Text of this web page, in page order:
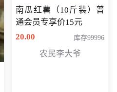
南瓜红薯（10斤装）普
通会员专享价15元
20.00
库存99996
农民李大爷